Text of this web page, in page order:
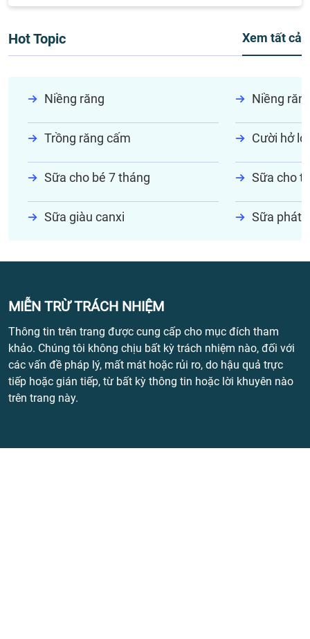
Hot Topic Xem tất cả
Niềng răng Niềng
Trồng răng cấm Cười hở lợi
Sữa cho bé 7 tháng Sữa cho
Sữa giàu canxi Sữa phát
MIỄN TRỪ TRÁCH NHIỆM
Thông tin trên trang được cung cấp cho mục đích tham
khảo. Chúng tôi không chịu bất kỳ trách nhiệm nào, đối với
các vấn đề pháp lý, mất mát hoặc rủi ro, do hậu quả trực
tiếp hoặc gián tiếp, từ bất kỳ thông tin hoặc lời khuyên nào
trên trang này.